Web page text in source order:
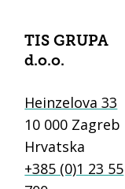
TIS GRUPA
d.o.o.
Heinzelova 33
10 000 Zagreb
Hrvatska
+385 (0)1 23 55